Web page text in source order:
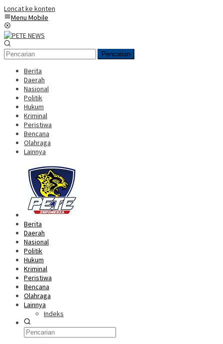
Loncat ke konten
Menu Mobile
Pencarian
Berita
Daerah
Nasional
Politik
Hukum
Kriminal
Peristiwa
Bencana
Olahraga
Lainnya
Berita
Daerah
Nasional
Politik
Hukum
Kriminal
Peristiwa
Bencana
Olahraga
Lainnya
Indeks